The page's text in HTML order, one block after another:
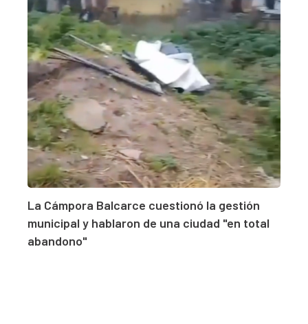
La Cámpora Balcarce cuestionó la gestión
municipal y hablaron de una ciudad "en total
abandono"